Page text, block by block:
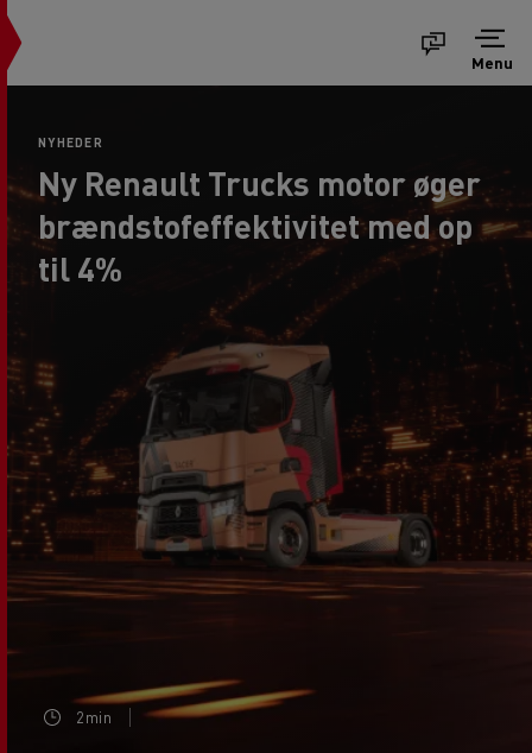
Menu
NYHEDER
Ny Renault Trucks motor øger
brændstofeffektivitet med op
til 4%
2min